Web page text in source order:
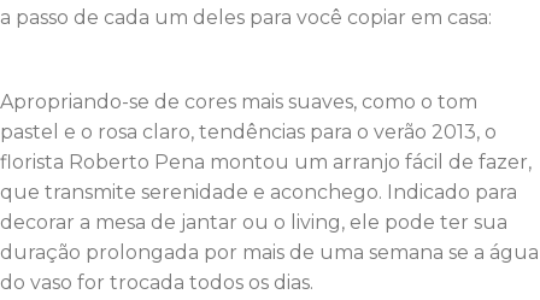
a passo de cada um deles para você copiar em casa:
Apropriando-se de cores mais suaves, como o tom
pastel e o rosa claro, tendências para o verão 2013, o
florista Roberto Pena montou um arranjo fácil de fazer,
que transmite serenidade e aconchego. Indicado para
decorar a mesa de jantar ou o living, ele pode ter sua
duração prolongada por mais de uma semana se a água
do vaso for trocada todos os dias.